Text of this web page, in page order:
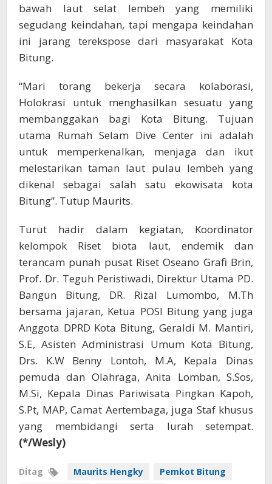
bawah laut selat lembeh yang memiliki
segudang keindahan, tapi mengapa keindahan
ini jarang terekspose dari masyarakat Kota
Bitung.
“Mari torang bekerja secara kolaborasi,
Holokrasi untuk menghasilkan sesuatu yang
membanggakan bagi Kota Bitung. Tujuan
utama Rumah Selam Dive Center ini adalah
untuk memperkenalkan, menjaga dan ikut
melestarikan taman laut pulau lembeh yang
dikenal sebagai salah satu ekowisata kota
Bitung”. Tutup Maurits.
Turut hadir dalam kegiatan, Koordinator
kelompok Riset biota laut, endemik dan
terancam punah pusat Riset Oseano Grafi Brin,
Prof. Dr. Teguh Peristiwadi, Direktur Utama PD.
Bangun Bitung, DR. Rizal Lumombo, M.Th
bersama jajaran, Ketua POSI Bitung yang juga
Anggota DPRD Kota Bitung, Geraldi M. Mantiri,
S.E, Asisten Administrasi Umum Kota Bitung,
Drs. K.W Benny Lontoh, M.A, Kepala Dinas
pemuda dan Olahraga, Anita Lomban, S.Sos,
M.Si, Kepala Dinas Pariwisata Pingkan Kapoh,
S.Pt, MAP, Camat Aertembaga, juga Staf khusus
yang membidangi serta lurah setempat.
(*/Wesly)
Ditag Maurits Hengky
Pemkot Bitung